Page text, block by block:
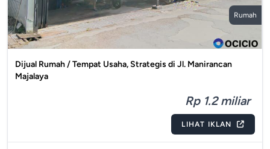
Rumah
Dijual Rumah / Tempat Usaha, Strategis di Jl. Manirancan
Majalaya
Rp 1.2 miliar
LIHAT IKLAN